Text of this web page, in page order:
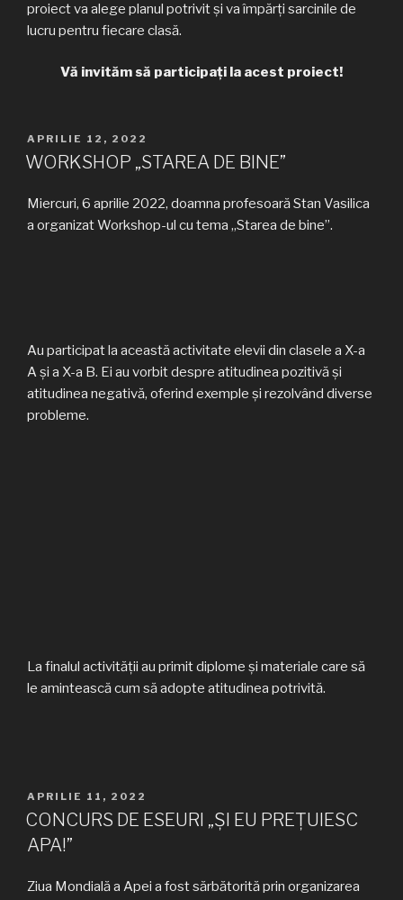
proiect va alege planul potrivit și va împărți sarcinile de
lucru pentru fiecare clasă.
Vă invităm să participați la acest proiect!
PUBLICAT
PE
APRILIE 12, 2022
WORKSHOP „STAREA DE BINE”
Miercuri, 6 aprilie 2022, doamna profesoară Stan Vasilica
a organizat Workshop-ul cu tema „Starea de bine”.
Au participat la această activitate elevii din clasele a X-a
A și a X-a B. Ei au vorbit despre atitudinea pozitivă și
atitudinea negativă, oferind exemple și rezolvând diverse
probleme.
La finalul activității au primit diplome și materiale care să
le amintească cum să adopte atitudinea potrivită.
PUBLICAT
PE
APRILIE 11, 2022
CONCURS DE ESEURI „ȘI EU PREȚUIESC
APA!”
Ziua Mondială a Apei a fost sărbătorită prin organizarea